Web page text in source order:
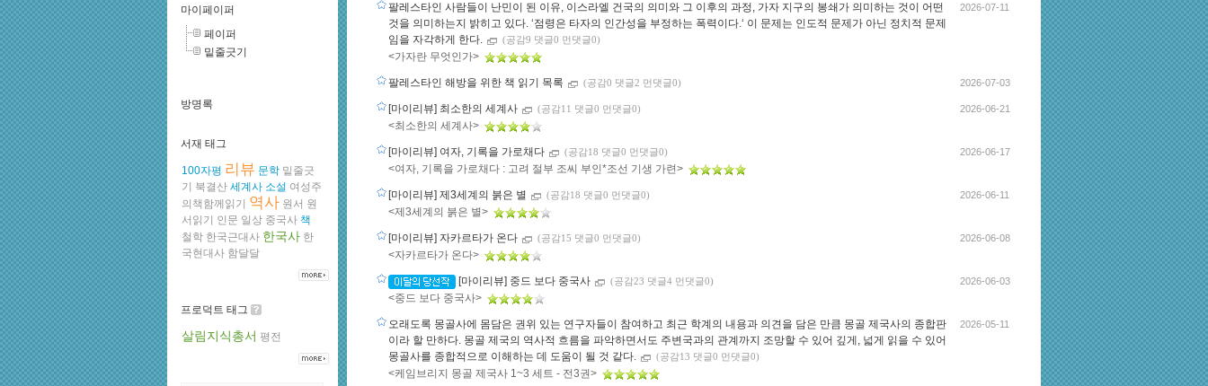
팔레스타인 사람들이 난민이 된 이유, 이스라엘 건국의 의미와 그 이후의 과정, 가자 지구의 봉쇄가 의미하는 것이 어떤
것을 의미하는지 밝히고 있다. ‘점령은 타자의 인간성을 부정하는 폭력이다.‘ 이 문제는 인도적 문제가 아닌 정치적 문제
임을 자각하게 한다.
(공감9 댓글0 먼댓글0)
<가자란 무엇인가>
2026-07-11
팔레스타인 해방을 위한 책 읽기 목록 (공감0 댓글2 먼댓글0) 2026-07-03
[마이리뷰] 최소한의 세계사 (공감11 댓글0 먼댓글0)
<최소한의 세계사>
2026-06-21
[마이리뷰] 여자, 기록을 가로채다 (공감18 댓글0 먼댓글0)
<여자, 기록을 가로채다 : 고려 절부 조씨 부인*조선 기생 가련>
2026-06-17
[마이리뷰] 제3세계의 붉은 별 (공감18 댓글0 먼댓글0)
<제3세계의 붉은 별>
2026-06-11
[마이리뷰] 자카르타가 온다 (공감15 댓글0 먼댓글0)
<자카르타가 온다>
2026-06-08
[마이리뷰] 중드 보다 중국사 (공감23 댓글4 먼댓글0)
<중드 보다 중국사>
2026-06-03
오래도록 몽골사에 몸담은 권위 있는 연구자들이 참여하고 최근 학계의 내용과 의견을 담은 만큼 몽골 제국사의 종합판
이라 할 만하다. 몽골 제국의 역사적 흐름을 파악하면서도 주변국과의 관계까지 조망할 수 있어 깊게, 넓게 읽을 수 있어
몽골사를 종합적으로 이해하는 데 도움이 될 것 같다.
(공감13 댓글0 먼댓글0)
<케임브리지 몽골 제국사 1~3 세트 - 전3권>
2026-05-11
마이페이퍼
페이퍼
밑줄긋기
방명록
서재 태그
100자평 리뷰 문학 밑줄긋
기 북결산 세계사 소설 여성주
의책함께읽기 역사 원서 원
서읽기 인문 일상 중국사 책
철학 한국근대사 한국사 한
국현대사 함달달
프로덕트 태그
살림지식총서 평전